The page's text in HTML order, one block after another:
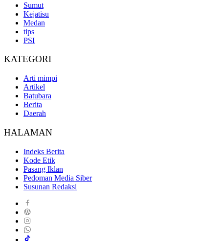
Sumut
Kejatisu
Medan
tips
PSI
KATEGORI
Arti mimpi
Artikel
Batubara
Berita
Daerah
HALAMAN
Indeks Berita
Kode Etik
Pasang Iklan
Pedoman Media Siber
Susunan Redaksi